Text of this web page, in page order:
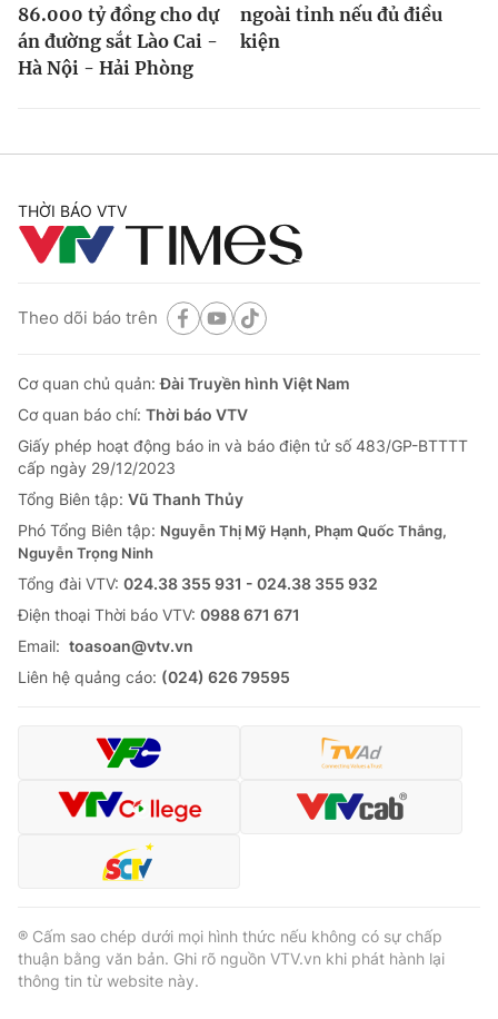
86.000 tỷ đồng cho dự
án đường sắt Lào Cai -
Hà Nội - Hải Phòng
ngoài tỉnh nếu đủ điều
kiện
THỜI BÁO VTV
Theo dõi báo trên
Cơ quan chủ quản:Đài Truyền hình Việt Nam
Cơ quan báo chí: Thời báo VTV
Giấy phép hoạt động báo in và báo điện tử số 483/GP-BTTTT
cấp ngày 29/12/2023
Tổng Biên tập: Vũ Thanh Thủy
Phó Tổng Biên tập: Nguyễn Thị Mỹ Hạnh, Phạm Quốc Thắng,
Nguyễn Trọng Ninh
Tổng đài VTV: 024.38 355 931 - 024.38 355 932
Ðiện thoại Thời báo VTV: 0988 671 671
Email: toasoan@vtv.vn
Liên hệ quảng cáo: (024) 626 79595
® Cấm sao chép dưới mọi hình thức nếu không có sự chấp
thuận bằng văn bản. Ghi rõ nguồn VTV.vn khi phát hành lại
thông tin từ website này.